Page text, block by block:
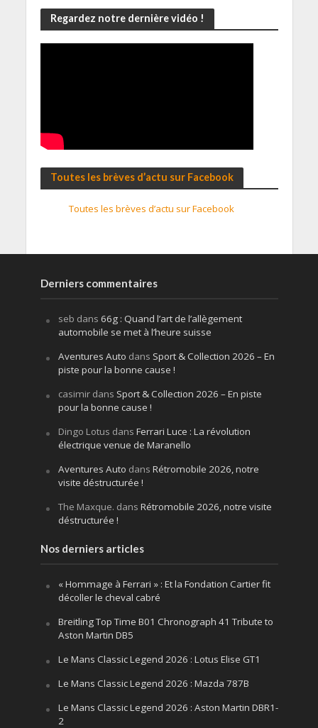
Regardez notre dernière vidéo !
Toutes les brèves d’actu sur Facebook
Toutes les brèves d’actu sur Facebook
Derniers commentaires
seb dans 66g : Quand l’art de l’allègement
automobile se met à l’heure suisse
Aventures Auto dans Sport & Collection 2026 – En
piste pour la bonne cause !
casimirdans Sport & Collection 2026 – En piste
pour la bonne cause !
Dingo Lotus dans Ferrari Luce : La révolution
électrique venue de Maranello
Aventures Auto dans Rétromobile 2026, notre
visite déstructurée !
The Maxque. dans Rétromobile 2026, notre visite
déstructurée !
Nos derniers articles
« Hommage à Ferrari » : Et la Fondation Cartier fit
décoller le cheval cabré
Breitling Top Time B01 Chronograph 41 Tribute to
Aston Martin DB5
Le Mans Classic Legend 2026 : Lotus Elise GT1
Le Mans Classic Legend 2026 : Mazda 787B
Le Mans Classic Legend 2026 : Aston Martin DBR1-
2